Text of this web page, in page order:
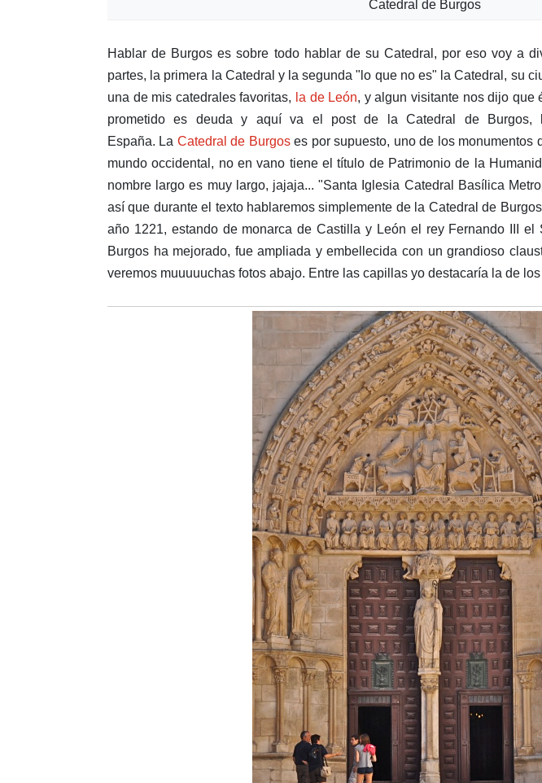
Catedral de Burgos
Hablar de Burgos es sobre todo hablar de su Catedral, por eso voy a
partes, la primera la Catedral y la segunda "lo que no es" la Catedral, su
una de mis catedrales favoritas, la de León, y algun visitante nos dijo que
prometido es deuda y aquí va el post de la Catedral de
España. La Catedral de Burgos es por supuesto, uno de los monumentos
mundo occidental, no en vano tiene el título de Patrimonio de la
nombre largo es muy largo, jajaja... "Santa Iglesia Catedral Basílica
así que durante el texto hablaremos simplemente de la Catedral de
año 1221, estando de monarca de Castilla y León el rey Fernando III
Burgos ha mejorado, fue ampliada y embellecida con un grandioso
veremos muuuuuchas fotos abajo. Entre las capillas yo destacaría la de